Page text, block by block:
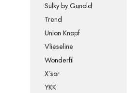
Sulky by Gunold
Trend
Union Knopf
Vlieseline
Wonderfil
X´sor
YKK